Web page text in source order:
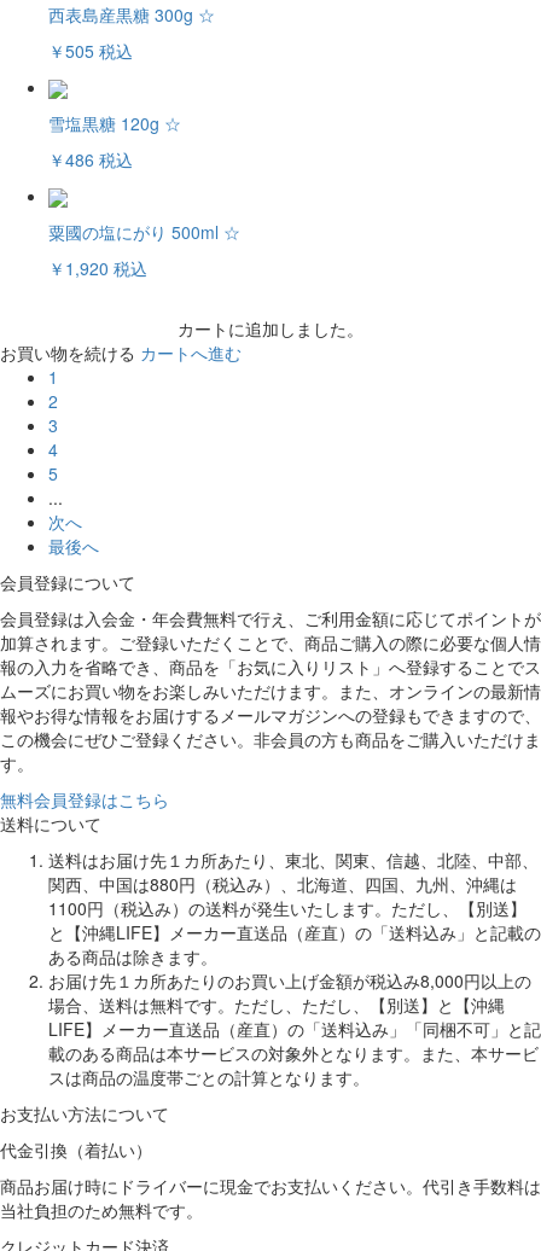
西表島産黒糖 300g ☆
￥505 税込
雪塩黒糖 120g ☆
￥486 税込
粟國の塩にがり 500ml ☆
￥1,920 税込
カートに追加しました。
お買い物を続ける カートへ進む
1
2
3
4
5
...
次へ
最後へ
会員登録について
会員登録は入会金・年会費無料で行え、ご利用金額に応じてポイントが
加算されます。ご登録いただくことで、商品ご購入の際に必要な個人情
報の入力を省略でき、商品を「お気に入りリスト」へ登録することでス
ムーズにお買い物をお楽しみいただけます。また、オンラインの最新情
報やお得な情報をお届けするメールマガジンへの登録もできますので、
この機会にぜひご登録ください。非会員の方も商品をご購入いただけま
す。
無料会員登録はこちら
送料について
送料はお届け先１カ所あたり、東北、関東、信越、北陸、中部、
関西、中国は880円（税込み）、北海道、四国、九州、沖縄は
1100円（税込み）の送料が発生いたします。ただし、【別送】
と【沖縄LIFE】メーカー直送品（産直）の「送料込み」と記載の
ある商品は除きます。
お届け先１カ所あたりのお買い上げ金額が税込み8,000円以上の
場合、送料は無料です。ただし、ただし、【別送】と【沖縄
LIFE】メーカー直送品（産直）の「送料込み」「同梱不可」と記
載のある商品は本サービスの対象外となります。また、本サービ
スは商品の温度帯ごとの計算となります。
お支払い方法について
代金引換（着払い）
商品お届け時にドライバーに現金でお支払いください。代引き手数料は
当社負担のため無料です。